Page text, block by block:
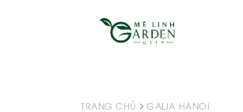
TRANG CHỦ GALIA HANOI